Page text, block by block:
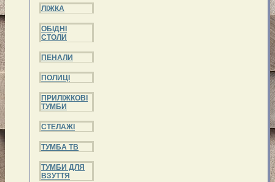
ЛІЖКА
ОБІДНІ
СТОЛИ
ПЕНАЛИ
ПОЛИЦІ
ПРИЛІЖКОВІ
ТУМБИ
СТЕЛАЖІ
ТУМБА ТВ
ТУМБИ ДЛЯ
ВЗУТТЯ